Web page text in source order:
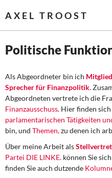
AXEL TROOST
Themen
Memo-Gruppe
Institut Solidarische
Rosa-Luxemburg-
Politische
Als Abgeordneter bin ich
Sprecher für Finanzpolitik.
Abgeordneten vertrete ich die
Finanzausschuss. Hier finden
parlamentarischen Tätigkeiten
bin, und Themen,zu denen ich
Über meine Arbeit als
Partei DIE LINKE. können Sie sich
finden Sie auch dutzende